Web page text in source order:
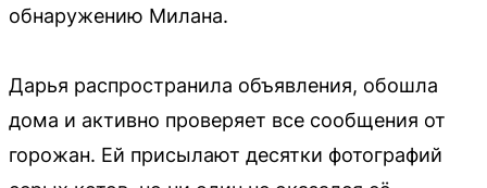
обнаружению Милана.
Дарья распространила объявления, обошла
дома и активно проверяет все сообщения от
горожан. Ей присылают десятки фотографий